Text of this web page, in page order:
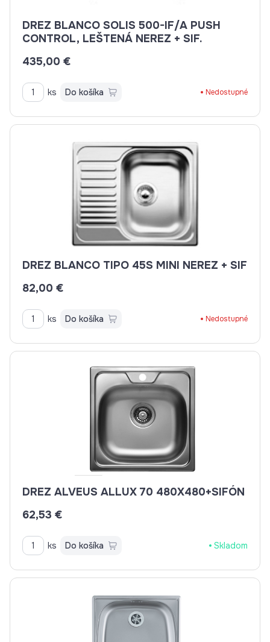
DREZ BLANCO SOLIS 500-IF/A PUSH
CONTROL, LEŠTENÁ NEREZ + SIF.
435,00 €
ks Do košíka Nedostupné
DREZ BLANCO TIPO 45S MINI NEREZ + SIF
82,00 €
ks Do košíka Nedostupné
DREZ ALVEUS ALLUX 70 480X480+SIFÓN
62,53 €
ks Do košíka Skladom